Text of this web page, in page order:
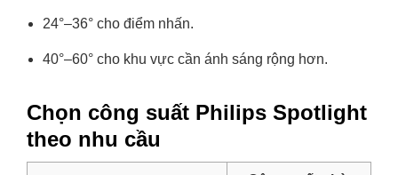
24°–36° cho điểm nhấn.
40°–60° cho khu vực cần ánh sáng rộng hơn.
Chọn công suất Philips Spotlight
theo nhu cầu